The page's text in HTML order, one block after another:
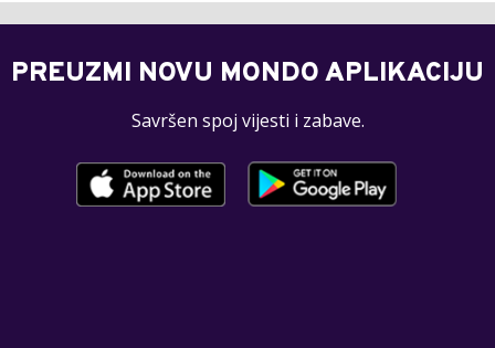
PREUZMI NOVU MONDO APLIKACIJU
Savršen spoj vijesti i zabave.